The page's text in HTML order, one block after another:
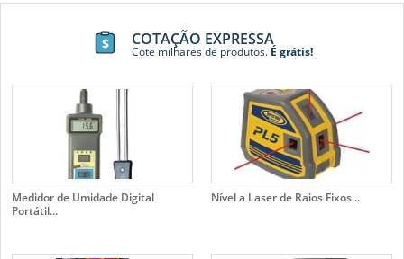
COTAÇÃO EXPRESSA
Cote milhares de produtos.É grátis!
Medidor de Umidade Digital
Portátil...
Nível a Laser de Raios Fixos...